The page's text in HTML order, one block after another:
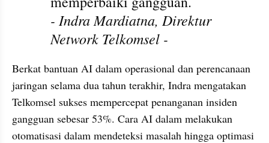
- Indra Mardiatna, Direktur
Network Telkomsel -
Berkat bantuan AI dalam operasional dan perencanaan
jaringan selama dua tahun terakhir, Indra mengatakan
Telkomsel sukses mempercepat penanganan insiden
gangguan sebesar 53%. Cara AI dalam melakukan
otomatisasi dalam mendeteksi masalah hingga optimasi